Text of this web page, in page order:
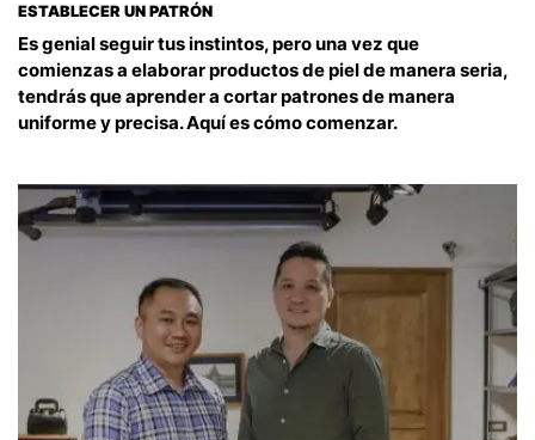
ESTABLECER UN PATRÓN
Es genial seguir tus instintos, pero una vez que
comienzas a elaborar productos de piel de manera seria,
tendrás que aprender a cortar patrones de manera
uniforme y precisa. Aquí es cómo comenzar.